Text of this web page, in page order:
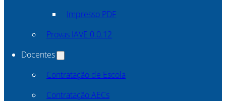
Impresso PDF
Provas IAVE 0.0.12
Docentes
Contratação de Escola
Contratação AECs